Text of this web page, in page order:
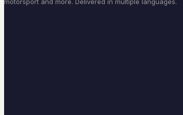
motorsport and more. Delivered in multiple languages.